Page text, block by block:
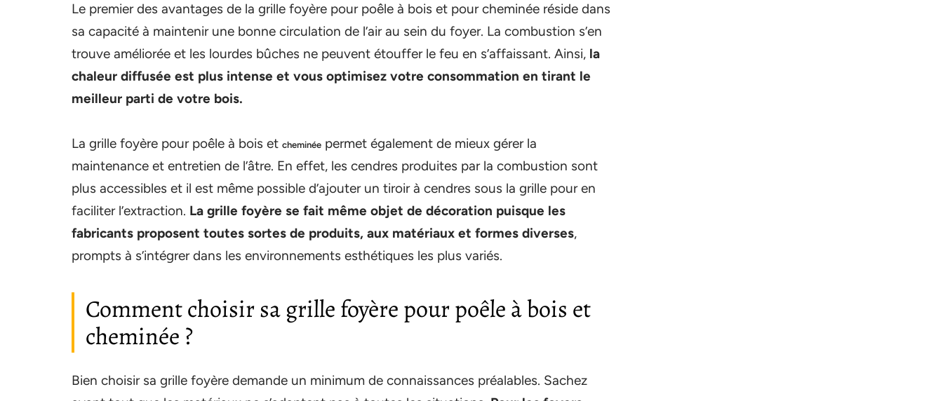
Le premier des avantages de la grille foyère pour poêle à bois et pour cheminée réside dans
sa capacité à maintenir une bonne circulation de l’air au sein du foyer. La combustion s’en
trouve améliorée et les lourdes bûches ne peuvent étouffer le feu en s’affaissant. Ainsi, la
chaleur diffusée est plus intense et vous optimisez votre consommation en tirant le
meilleur parti de votre bois.
La grille foyère pour poêle à bois et cheminée permet également de mieux gérer la
maintenance et entretien de l’âtre. En effet, les cendres produites par la combustion sont
plus accessibles et il est même possible d’ajouter un tiroir à cendres sous la grille pour en
faciliter l’extraction. La grille foyère se fait même objet de décoration puisque les
fabricants proposent toutes sortes de produits, aux matériaux et formes diverses,
prompts à s’intégrer dans les environnements esthétiques les plus variés.
Comment choisir sa grille foyère pour poêle à bois et
cheminée ?
Bien choisir sa grille foyère demande un minimum de connaissances préalables. Sachez